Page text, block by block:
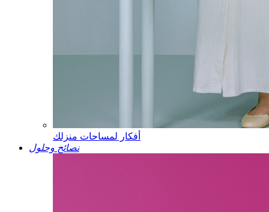
أفكار لمساحات منزلك
نصائح وحلول